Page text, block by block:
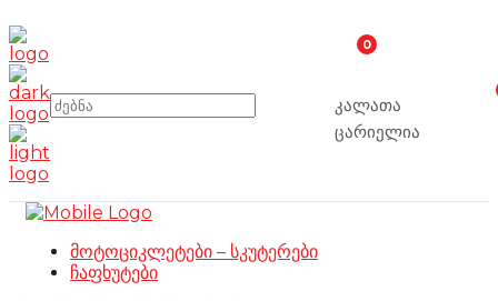
0
კალათა
ცარიელია
მოტოციკლეტები – სკუტერები
ჩაფხუტები